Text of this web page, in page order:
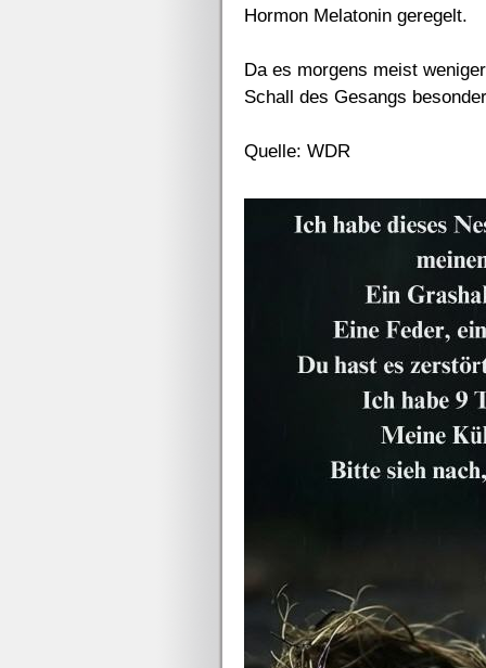
Hormon Melatonin geregelt.
Da es morgens meist
Schall des Gesangs
Quelle: WDR